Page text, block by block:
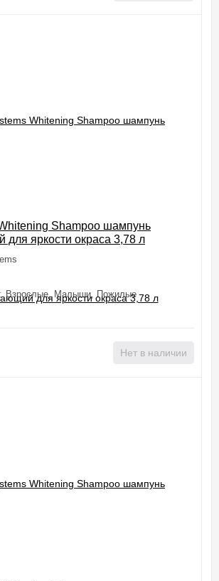
Shampoo шампунь
для яркости окраса 3,78 л
(Мелкие, Средние, Крупные, Миниатюрные),
Взрослые, Малыши, Пожилые
Нет в наличии